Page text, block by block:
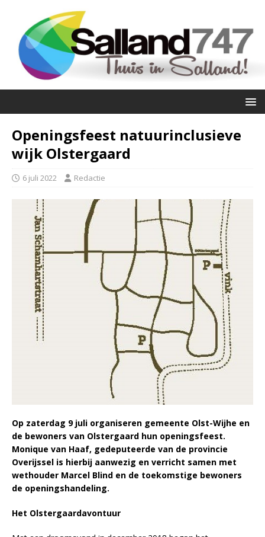
Openingsfeest natuurinclusieve
wijk Olstergaard
6 juli 2022 Redactie
Op zaterdag 9 juli organiseren gemeente Olst-Wijhe en
de bewoners van Olstergaard hun openingsfeest.
Monique van Haaf, gedeputeerde van de provincie
Overijssel is hierbij aanwezig en verricht samen met
wethouder Marcel Blind en de toekomstige bewoners
de openingshandeling.
Het Olstergaardavontuur